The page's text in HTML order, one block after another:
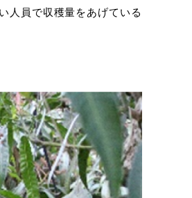
人員で収穫量をあげている